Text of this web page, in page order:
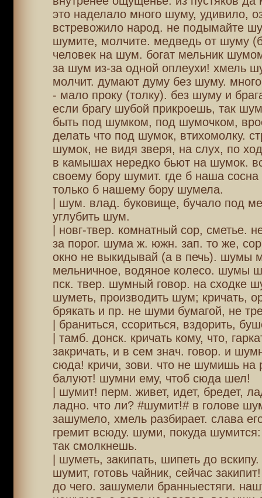
это наделало много шуму, удивило,
встревожило народ. не подымайте
шумите, молчите. медведь от шуму
человек на шум. богат мельник
за шум из-за одной оплеухи! хмель
молчит. думают думу без шуму.
- мало проку (толку). без шуму и
если брагу шубой прикроешь, так
быть под шумком, под шумочком,
делать что под шумок, втихомолку.
шумок, не видя зверя, на слух, по
в камышах нередко бьют на шумок.
своему бору шумит. где б наша сосна
только б нашему бору шумела.
| шум. влад. буковище, бучало под
углубить шум.
| новг-твер. комнатный сор, сметье.
за порог. шума ж. южн. зап. то же,
окно не выкидывай (а в печь). шумы
мельничное, водяное колесо. шумы
пск. твер. шумный говор. на сходке
шуметь, производить шум; кричать,
брякать и пр. не шуми бумагой, не
| браниться, ссориться, вздорить,
| тамб. донск. кричать кому, что,
закричать, и в сем знач. говор. и
сюда! кричи, зови. что не шумишь на
балуют! шумни ему, чтоб сюда шел!
| шумит! перм. живет, идет, бредет,
ладно. что ли? #шумит!# в голове
зашумело, хмель разбирает. слава
гремит всюду. шуми, покуда
так смолкнешь.
| шуметь, закипать, шипеть до
шумит, готовь чайник, сейчас
до чего. зашумели бранныестяги.